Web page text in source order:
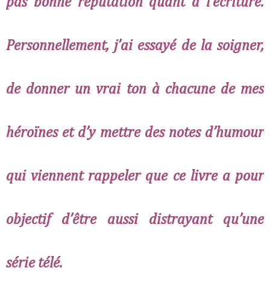
Personnellement, j’ai essayé de la soigner,
de donner un vrai ton à chacune de mes
héroïnes et d’y mettre des notes d’humour
qui viennent rappeler que ce livre a pour
objectif d’être aussi distrayant qu’une
série télé.